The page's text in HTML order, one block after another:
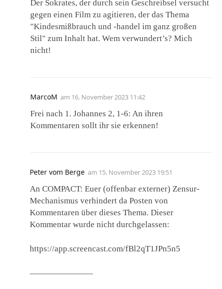
Der Sokrates, der durch sein Geschreibsel versucht
gegen einen Film zu agitieren, der das Thema
"Kindesmißbrauch und -handel im ganz großen
Stil" zum Inhalt hat. Wem verwundert’s? Mich
nicht!
MarcoM am 16. November 2023 11:42
Frei nach 1. Johannes 2, 1-6: An ihren
Kommentaren sollt ihr sie erkennen!
Peter vom Berge am 15. November 2023 19:51
An COMPACT: Euer (offenbar externer) Zensur-
Mechanismus verhindert da Posten von
Kommentaren über dieses Thema. Dieser
Kommentar wurde nicht durchgelassen:
https://app.screencast.com/fBl2qT1JPn5n5
———————–